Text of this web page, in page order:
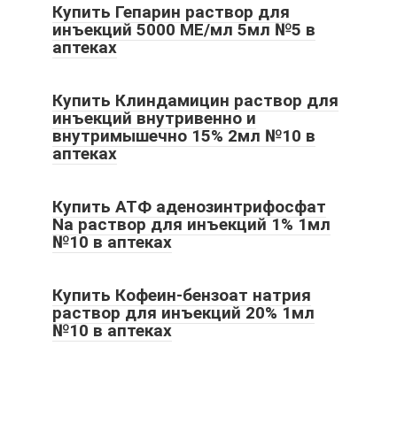
Купить Гепарин раствор для
инъекций 5000 МЕ/мл 5мл №5 в
аптеках
Купить Клиндамицин раствор для
инъекций внутривенно и
внутримышечно 15% 2мл №10 в
аптеках
Купить АТФ аденозинтрифосфат
Na раствор для инъекций 1% 1мл
№10 в аптеках
Купить Кофеин-бензоат натрия
раствор для инъекций 20% 1мл
№10 в аптеках